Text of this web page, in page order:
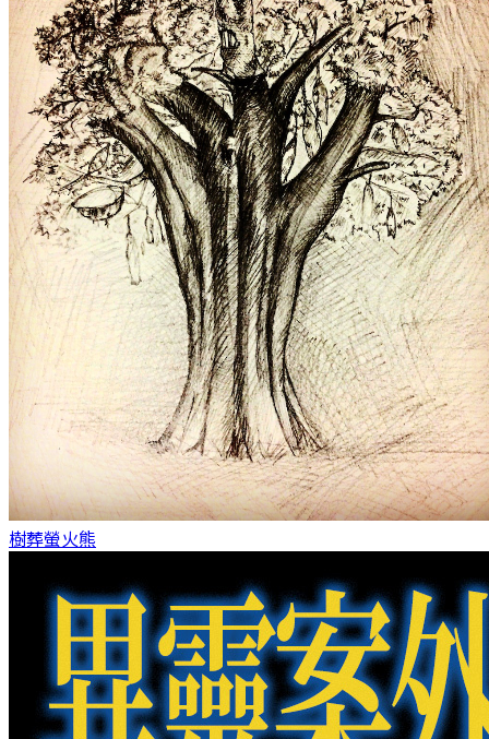
樹葬螢火熊